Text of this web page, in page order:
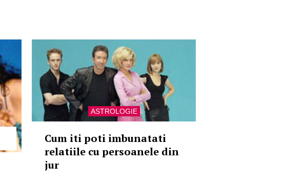
ASTROLOGIE
Cum iti poti imbunatati
relatiile cu persoanele din
jur